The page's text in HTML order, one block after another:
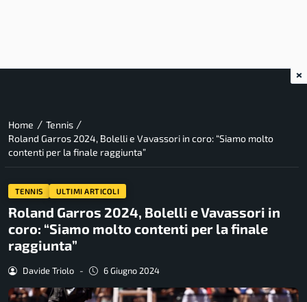
Home / Tennis /
Roland Garros 2024, Bolelli e Vavassori in coro: “Siamo molto
contenti per la finale raggiunta”
TENNIS ULTIMI ARTICOLI
Roland Garros 2024, Bolelli e Vavassori in
coro: “Siamo molto contenti per la finale
raggiunta”
Davide Triolo - 6 Giugno 2024
×